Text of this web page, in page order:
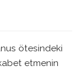
ötesindeki
etmenin